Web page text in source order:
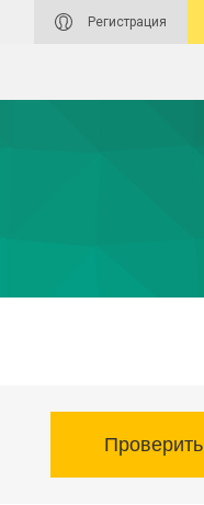
Регистрация
Проверить